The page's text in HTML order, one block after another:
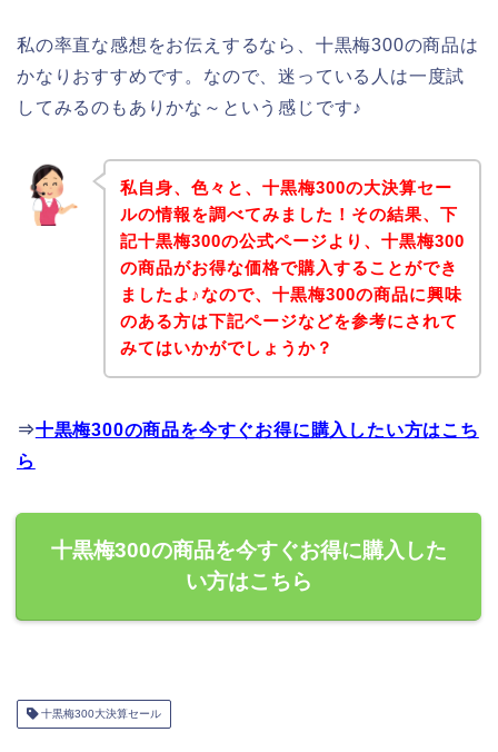
私の率直な感想をお伝えするなら、十黒梅300の商品は
かなりおすすめです。なので、迷っている人は一度試
してみるのもありかな～という感じです♪
私自身、色々と、十黒梅300の大決算セー
ルの情報を調べてみました！その結果、下
記十黒梅300の公式ページより、十黒梅300
の商品がお得な価格で購入することができ
ましたよ♪なので、十黒梅300の商品に興味
のある方は下記ページなどを参考にされて
みてはいかがでしょうか？
⇒十黒梅300の商品を今すぐお得に購入したい方はこち
ら
十黒梅300の商品を今すぐお得に購入した
い方はこちら
十黒梅300大決算セール